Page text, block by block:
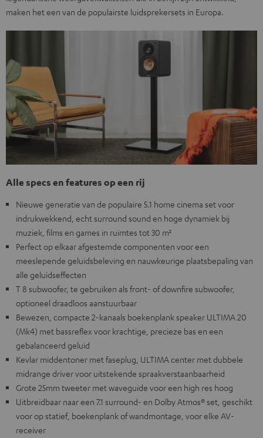
maken het een van de populairste luidsprekersets in Europa.
Alle specs en features op een rij
Nieuwe generatie van de populaire 5.1 home cinema set voor
indrukwekkend, echt surround sound en hoge dynamiek bij
muziek, films en games in ruimtes tot 30 m²
Perfect op elkaar afgestemde componenten voor een
meeslepende geluidsbeleving en nauwkeurige plaatsbepaling van
alle geluidseffecten
T 8 subwoofer, te gebruiken als front- of downfire subwoofer,
optioneel draadloos aanstuurbaar
Bewezen, compacte 2-kanaals boekenplank speaker ULTIMA 20
(Mk4) met bassreflex voor krachtige, precieze bas en een
gebalanceerd geluid
Kevlar middentoner met faseplug, ULTIMA center met dubbele
midrange driver voor uitstekende spraakverstaanbaarheid
Grote 25mm tweeter met waveguide voor een high res hoog
Uitbreidbaar naar een 7.1 surround- en Dolby Atmos® set, geschikt
voor op statief, boekenplank of wandmontage, voor elke AV-
receiver